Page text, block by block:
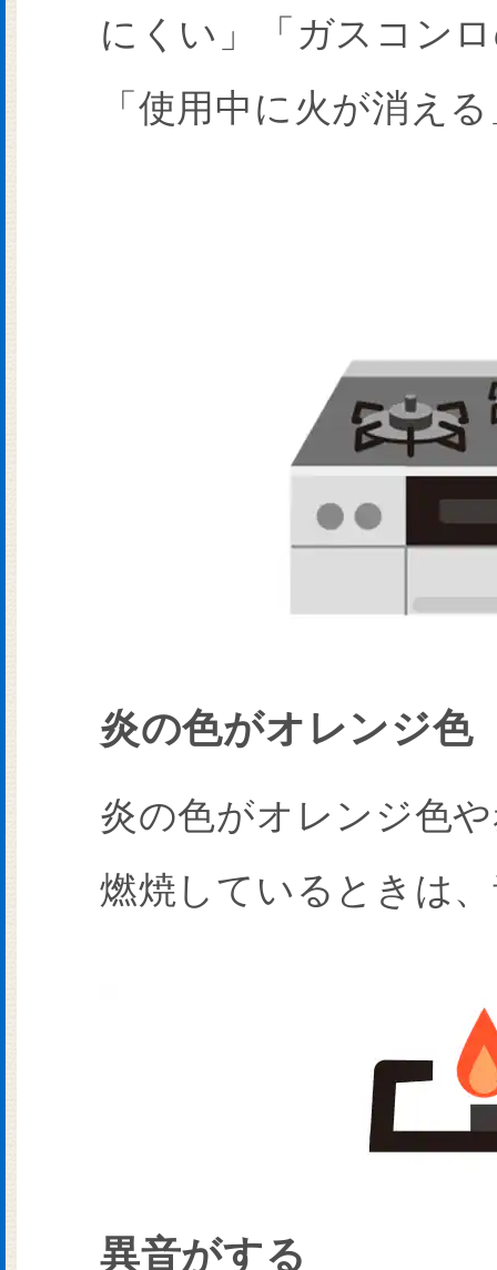
にくい」「ガスコン
「使用中に火が消え
炎の色がオレンジ色
炎の色がオレンジ色
燃焼しているときは
異音がする